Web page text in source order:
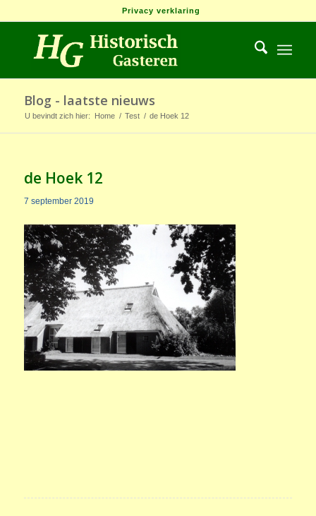
Privacy verklaring
Blog - laatste nieuws
U bevindt zich hier: Home / Test / de Hoek 12
de Hoek 12
7 september 2019